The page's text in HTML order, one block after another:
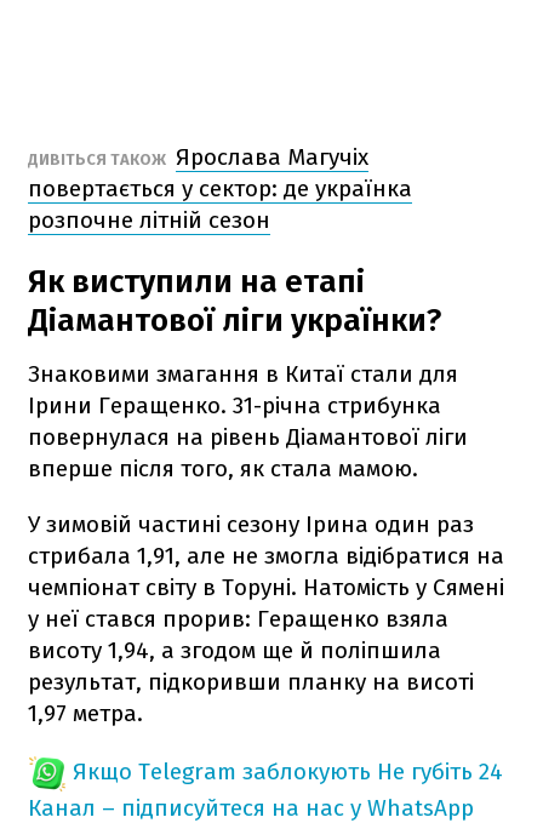
ДИВІТЬСЯ ТАКОЖ Ярослава Магучіх
повертається у сектор: де українка
розпочне літній сезон
Як виступили на етапі
Діамантової ліги українки?
Знаковими змагання в Китаї стали для
Ірини Геращенко. 31-річна стрибунка
повернулася на рівень Діамантової ліги
вперше після того, як стала мамою.
У зимовій частині сезону Ірина один раз
стрибала 1,91, але не змогла відібратися на
чемпіонат світу в Торуні. Натомість у Сямені
у неї стався прорив: Геращенко взяла
висоту 1,94, а згодом ще й поліпшила
результат, підкоривши планку на висоті
1,97 метра.
Якщо Telegram заблокують Не губіть 24
Канал – підписуйтеся на нас у WhatsApp